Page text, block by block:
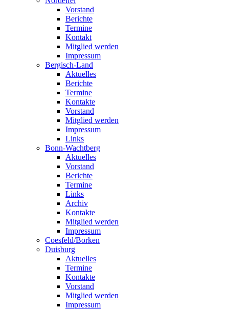
Vorstand
Berichte
Termine
Kontakt
Mitglied werden
Impressum
Bergisch-Land
Aktuelles
Berichte
Termine
Kontakte
Vorstand
Mitglied werden
Impressum
Links
Bonn-Wachtberg
Aktuelles
Vorstand
Berichte
Termine
Links
Archiv
Kontakte
Mitglied werden
Impressum
Coesfeld/Borken
Duisburg
Aktuelles
Termine
Kontakte
Vorstand
Mitglied werden
Impressum